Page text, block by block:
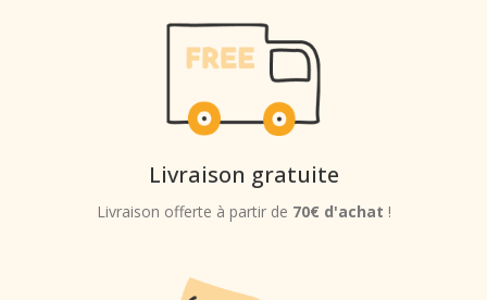
Livraison gratuite
Livraison offerte à partir de 70€ d'achat !